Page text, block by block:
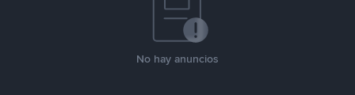
No hay anuncios